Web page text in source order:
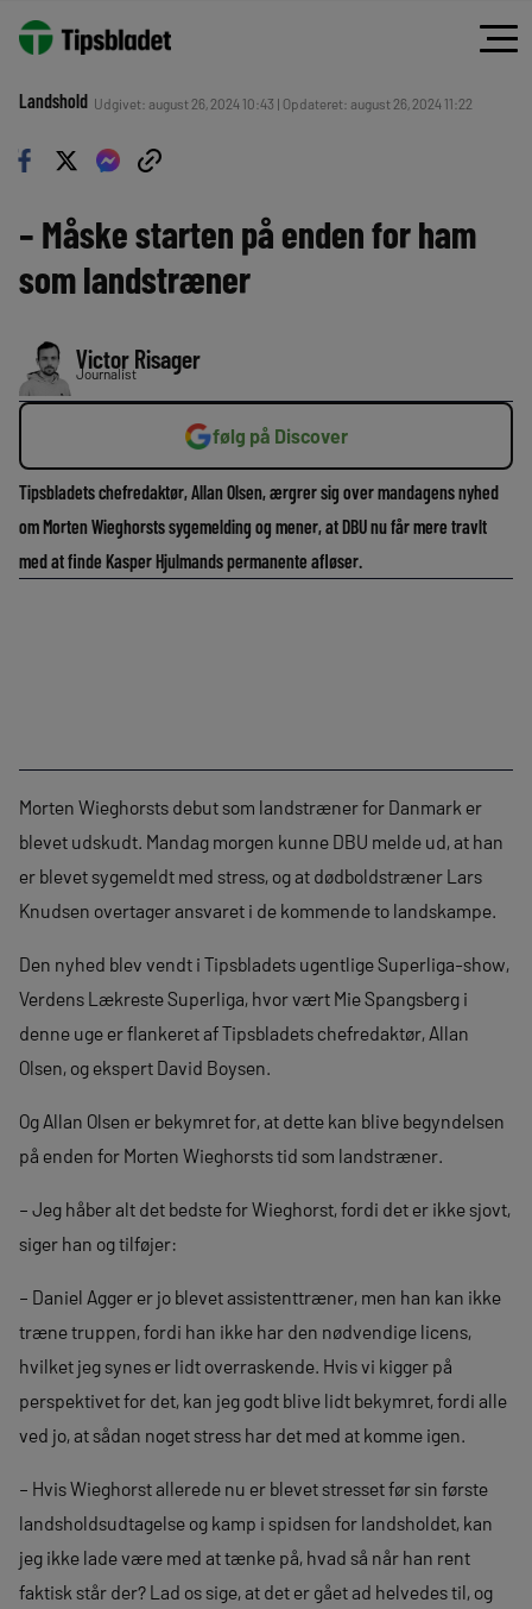
Landshold Udgivet: august 26, 2024 10:43 | Opdateret: august 26, 2024 11:22
– Måske starten på enden for ham
som landstræner
Victor Risager
Journalist
følg på Discover
Tipsbladets chefredaktør, Allan Olsen, ærgrer sig over mandagens nyhed
om Morten Wieghorsts sygemelding og mener, at DBU nu får mere travlt
med at finde Kasper Hjulmands permanente afløser.
Morten Wieghorsts debut som landstræner for Danmark er
blevet udskudt. Mandag morgen kunne DBU melde ud, at han
er blevet sygemeldt med stress, og at dødboldstræner Lars
Knudsen overtager ansvaret i de kommende to landskampe.
Den nyhed blev vendt i Tipsbladets ugentlige Superliga-show,
Verdens Lækreste Superliga, hvor vært Mie Spangsberg i
denne uge er flankeret af Tipsbladets chefredaktør, Allan
Olsen, og ekspert David Boysen.
Og Allan Olsen er bekymret for, at dette kan blive begyndelsen
på enden for Morten Wieghorsts tid som landstræner.
– Jeg håber alt det bedste for Wieghorst, fordi det er ikke sjovt,
siger han og tilføjer:
– Daniel Agger er jo blevet assistenttræner, men han kan ikke
træne truppen, fordi han ikke har den nødvendige licens,
hvilket jeg synes er lidt overraskende. Hvis vi kigger på
perspektivet for det, kan jeg godt blive lidt bekymret, fordi alle
ved jo, at sådan noget stress har det med at komme igen.
– Hvis Wieghorst allerede nu er blevet stresset før sin første
landsholdsudtagelse og kamp i spidsen for landsholdet, kan
jeg ikke lade være med at tænke på, hvad så når han rent
faktisk står der? Lad os sige, at det er gået ad helvedes til, og